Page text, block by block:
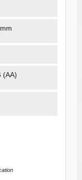
(AA)